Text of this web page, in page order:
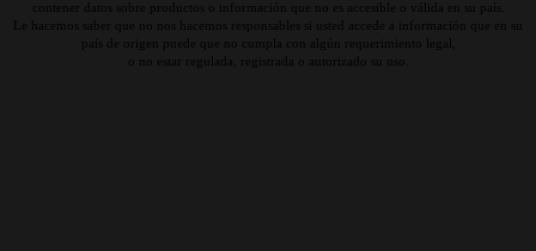
contener datos sobre productos o información que no es accesible o válida en su país.
Le hacemos saber que no nos hacemos responsables si usted accede a información que en su
país de origen puede que no cumpla con algún requerimiento legal,
o no estar regulada, registrada o autorizado su uso.